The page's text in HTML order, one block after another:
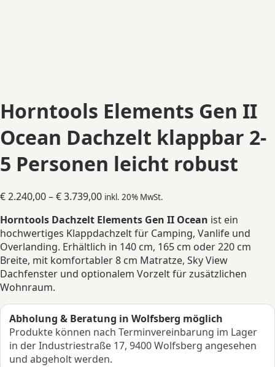
Horntools Elements Gen II
Ocean Dachzelt klappbar 2-
5 Personen leicht robust
€2.240,00–€3.739,00Preisspanne:
bis
€ 3.739,00
inkl. 20% MwSt.
Horntools Dachzelt Elements Gen II Ocean ist ein
hochwertiges Klappdachzelt für Camping, Vanlife und
Overlanding. Erhältlich in 140 cm, 165 cm oder 220 cm
Breite, mit komfortabler 8 cm Matratze, Sky View
Dachfenster und optionalem Vorzelt für zusätzlichen
Wohnraum.
Abholung & Beratung in Wolfsberg möglich
Produkte können nach Terminvereinbarung im Lager
in der Industriestraße 17, 9400 Wolfsberg angesehen
und abgeholt werden.